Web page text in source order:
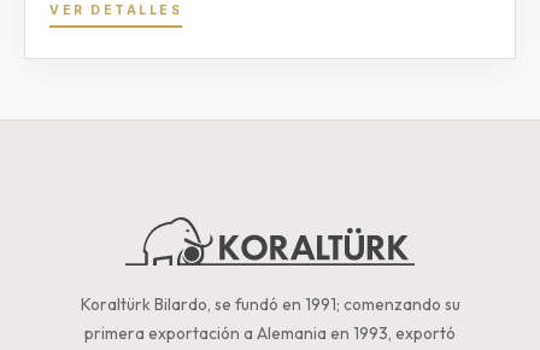
VER DETALLES
Koraltürk Bilardo, se fundó en 1991; comenzando su
primera exportación a Alemania en 1993, exportó